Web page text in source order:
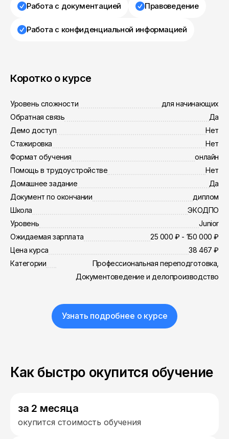
Работа с документацией Правоведение
Работа с конфиденциальной информацией
Коротко о курсе
Уровень сложности
для начинающих
Обратная связь
Да
Демо доступ
Нет
Стажировка
Нет
Формат обучения
онлайн
Помощь в трудоустройстве
Нет
Домашнее задание
Да
Документ по окончании
диплом
Школа
ЭКОДПО
Уровень
Junior
Ожидаемая зарплата
25 000 ₽ - 150 000 ₽
Цена курса
38 467 ₽
Категории
Профессиональная переподготовка,
Документоведение и делопроизводство
Узнать подробнее о курсе
Как быстро окупится обучение
за 2 месяца
окупится стоимость обучения